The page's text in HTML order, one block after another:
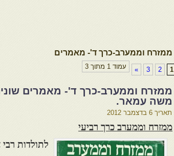
ממזרח וממערב-כרך ד'- מאמרים
עמוד 1 מתוך 3 1
2
3
»
ממזרח וממערב-כרך ד'- מאמרים
משה עמאר.
תאריך 6 בדצמבר 2012
ממזרח וממערב כרך רביעי
לתולדות